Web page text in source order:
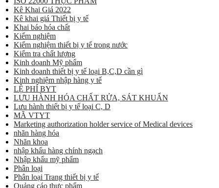
Kê Khai Giá 2022
Kê khai giá Thiết bị y tế
Khai báo hóa chất
Kiểm nghiệm
Kiểm nghiệm thiết bị y tế trong nước
Kiểm tra chất lượng
Kinh doanh Mỹ phẩm
Kinh doanh thiết bị y tế loại B,C,D cần gì
Kinh nghiệm nhập hàng y tế
LỆ PHÍ BYT
LƯU HÀNH HÓA CHẤT RỬA, SÁT KHUẨN
Lưu hành thiết bị y tế loại C, D
MÃ VTYT
Marketing authorization holder service of Medical devices
nhãn hàng hóa
Nhãn khoa
nhập khẩu hàng chính ngạch
Nhập khẩu mỹ phẩm
Phân loại
Phân loại Trang thiết bị y tế
Quảng cáo thực phẩm